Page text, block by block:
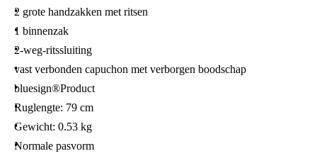
2 grote handzakken met ritsen
1 binnenzak
2-weg-ritssluiting
vast verbonden capuchon met verborgen boodschap
bluesign®Product
Ruglengte: 79 cm
Gewicht: 0.53 kg
Normale pasvorm